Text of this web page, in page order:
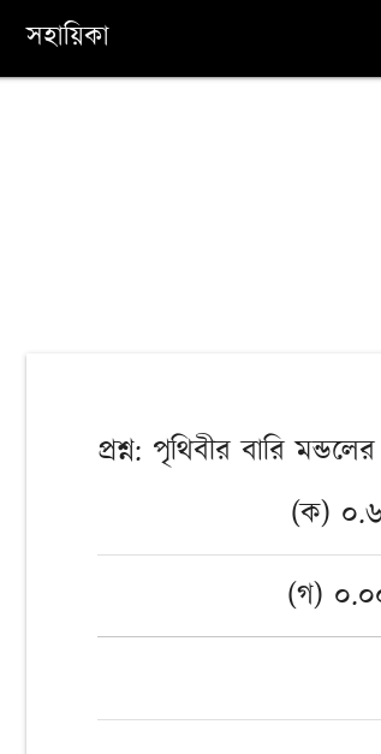
সহায়িকা
প্রশ্ন: পৃথিবীর বারি
(ক)
(গ)